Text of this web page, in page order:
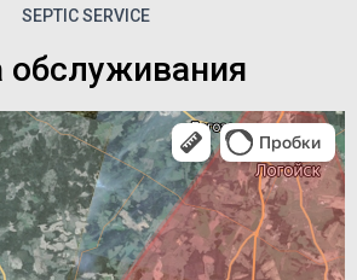
SEPTIC SERVICE
обслуживания